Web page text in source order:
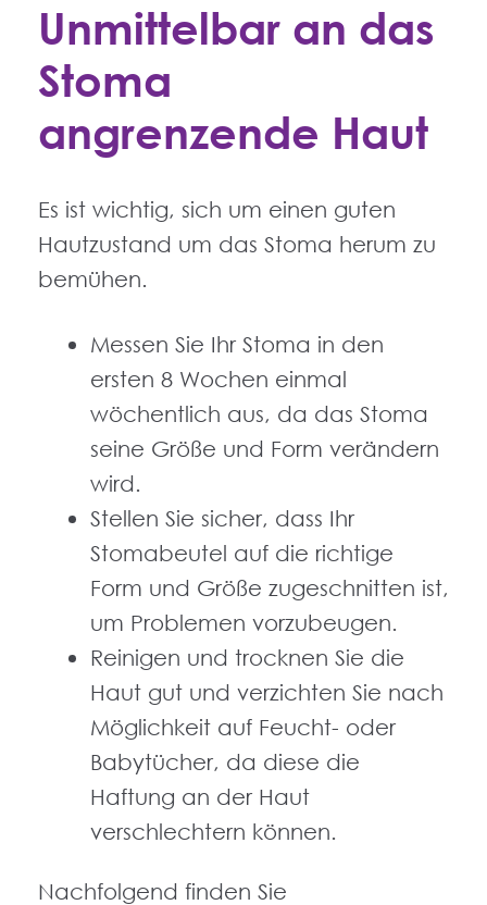
Unmittelbar an das
Stoma
angrenzende Haut
Es ist wichtig, sich um einen guten
Hautzustand um das Stoma herum zu
bemühen.
Messen Sie Ihr Stoma in den
ersten 8 Wochen einmal
wöchentlich aus, da das Stoma
seine Größe und Form verändern
wird.
Stellen Sie sicher, dass Ihr
Stomabeutel auf die richtige
Form und Größe zugeschnitten ist,
um Problemen vorzubeugen.
Reinigen und trocknen Sie die
Haut gut und verzichten Sie nach
Möglichkeit auf Feucht- oder
Babytücher, da diese die
Haftung an der Haut
verschlechtern können.
Nachfolgend finden Sie